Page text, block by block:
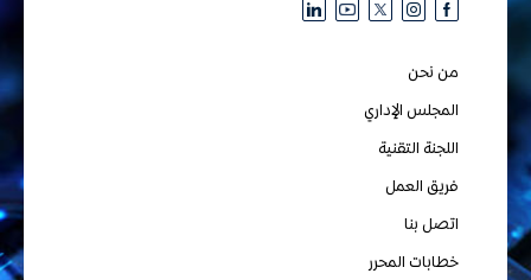
من نحن
المجلس الإداري
اللجنة التقنية
فريق العمل
اتصل بنا
خطابات المحرر